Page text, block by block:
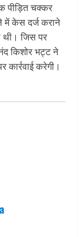
पीड़ित चक्कर
में केस दर्ज कराने
थी। जिस पर
किशोर भट्ट ने
कार्रवाई करेगी।